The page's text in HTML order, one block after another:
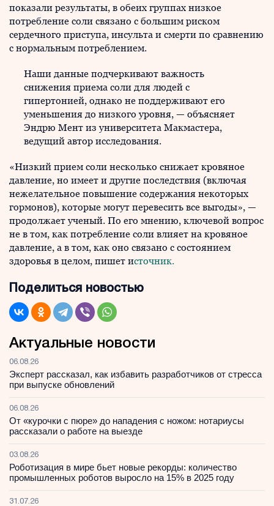
показали результаты, в обеих группах низкое
потребление соли связано с большим риском
сердечного приступа, инсульта и смерти по сравнению
с нормальным потреблением.
Наши данные подчеркивают важность
снижения приема соли для людей с
гипертонией, однако не поддерживают его
уменьшения до низкого уровня, — объясняет
Эндрю Мент из университета Макмастера,
ведущий автор исследования.
«Низкий прием соли несколько снижает кровяное
давление, но имеет и другие последствия (включая
нежелательное повышение содержания некоторых
гормонов), которые могут перевесить все выгоды», —
продолжает ученый. По его мнению, ключевой вопрос
не в том, как потребление соли влияет на кровяное
давление, а в том, как оно связано с состоянием
здоровья в целом, пишет источник.
Поделиться новостью
Актуальные новости
06.08.26
Эксперт рассказал, как избавить разработчиков от стресса
при выпуске обновлений
06.08.26
От «курочки с пюре» до нападения с ножом: нотариусы
рассказали о работе на выезде
03.08.26
Роботизация в мире бьет новые рекорды: количество
промышленных роботов выросло на 15% в 2025 году
31.07.26